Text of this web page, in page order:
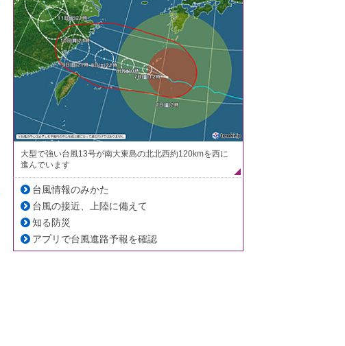
大型で強い台風13号が南大東島の北北西約120kmを西に
進んでいます
台風情報のみかた
台風の接近、上陸に備えて
知る防災
アプリで台風進路予報を確認